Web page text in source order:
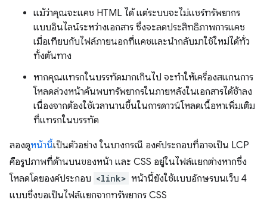
แม้ว่าคุณจะแคช HTML ได้ แต่ระบบจะไม่แชร์ทรัพยากร
แบบอินไลน์ระหว่างเอกสาร ซึ่งจะลดประสิทธิภาพการแคช
เมื่อเทียบกับไฟล์ภายนอกที่แคชและนำกลับมาใช้ใหม่ได้ทั่ว
ทั้งต้นทาง
หากคุณแทรกในบรรทัดมากเกินไป จะทำให้เครื่องสแกนการ
โหลดล่วงหน้าค้นพบทรัพยากรในภายหลังในเอกสารได้ช้าลง
เนื่องจากต้องใช้เวลานานขึ้นในการดาวน์โหลดเนื้อหาเพิ่มเติม
ที่แทรกในบรรทัด
ลองดูหน้านี้เป็นตัวอย่าง ในบางกรณี องค์ประกอบที่อาจเป็น LCP
คือรูปภาพที่ด้านบนของหน้า และ CSS อยู่ในไฟล์แยกต่างหากซึ่ง
โหลดโดยองค์ประกอบ <link> หน้านี้ยังใช้แบบอักษรบนเว็บ 4
แบบซึ่งขอเป็นไฟล์แยกจากทรัพยากร CSS